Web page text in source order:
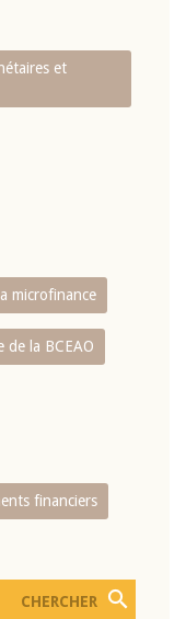
et
microfinance
de la BCEAO
financiers